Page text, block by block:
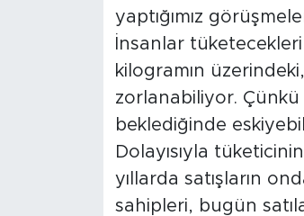
yaptığımız
İnsanlar
kilogramın
zorlanabiliyor.
beklediğinde
Dolayısıyla
yıllarda satışların
sahipleri, bugün